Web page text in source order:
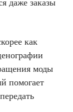
даже заказы
как
моды
помогает